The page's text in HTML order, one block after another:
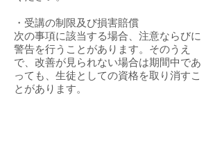
・受講の制限及び損害賠償
次の事項に該当する場合、注意ならびに
警告を行うことがあります。そのうえ
で、改善が見られない場合は期間中であ
っても、生徒としての資格を取り消すこ
とがあります。